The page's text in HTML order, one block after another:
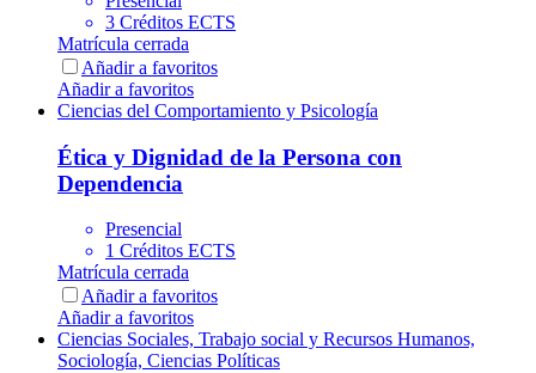
3 Créditos ECTS
Matrícula cerrada
Añadir a favoritos
Añadir a favoritos
Ciencias del Comportamiento y Psicología
Ética y Dignidad de la Persona con
Dependencia
Presencial
1 Créditos ECTS
Matrícula cerrada
Añadir a favoritos
Añadir a favoritos
Ciencias Sociales, Trabajo social y Recursos Humanos,
Sociología, Ciencias Políticas